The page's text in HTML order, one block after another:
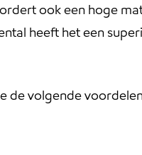
ook een hoge
heeft het een
de volgende